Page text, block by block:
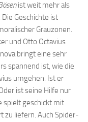
ist weit mehr als
Geschichte ist
Grauzonen.
und Otto Octavius
bringt eine sehr
spannend ist, wie die
umgehen. Ist er
ist seine Hilfe nur
spielt geschickt mit
zu liefern. Auch Spider-